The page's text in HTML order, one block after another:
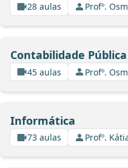
28 aulas Profº.
Contabilidade Pública
45 aulas Profº.
Informática
73 aulas Profº.